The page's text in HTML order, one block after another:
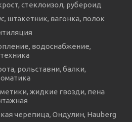
стеклоизол, рубероид
штакетник, вагонка, полок
водоснабжение,
рольставни, балки,
жидкие гвозди, пена
черепица, Ондулин, Hauberg